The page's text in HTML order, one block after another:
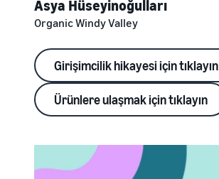
Asya Hüseyinoğulları
Organic Windy Valley
Girişimcilik hikayesi için tıklayın
Ürünlere ulaşmak için tıklayın